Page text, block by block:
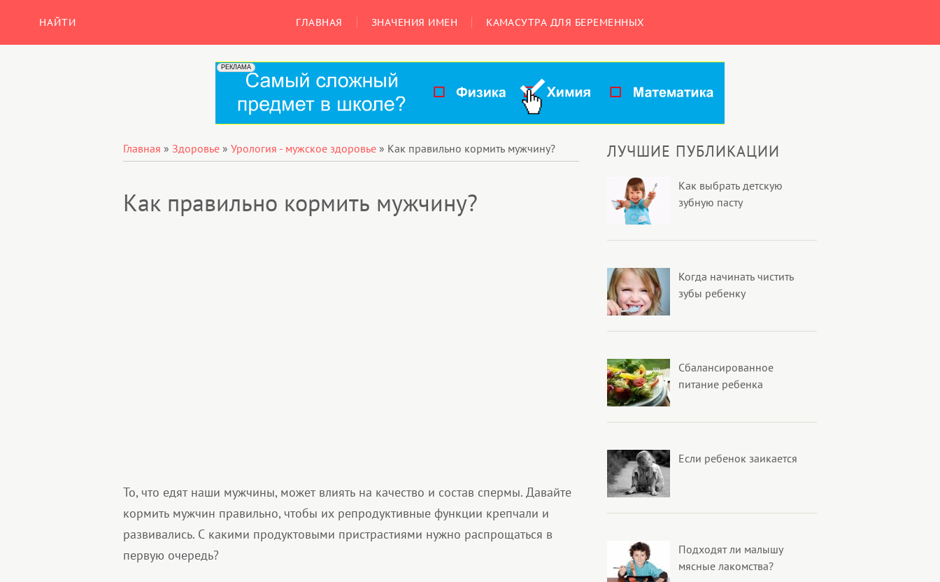
НАЙТИ ГЛАВНАЯ ЗНАЧЕНИЯ ИМЕН КАМАСУТРА ДЛЯ БЕРЕМЕННЫХ
ЛУЧШИЕ ПУБЛИКАЦИИ
Как выбрать детскую
зубную пасту
Когда начинать чистить
зубы ребенку
Сбалансированное
питание ребенка
Если ребенок заикается
Подходят ли малышу
мясные лакомства?
Главная » Здоровье » Урология - мужское здоровье » Как правильно кормить мужчину?
Как правильно кормить мужчину?
То, что едят наши мужчины, может влиять на качество и состав спермы. Давайте
кормить мужчин правильно, чтобы их репродуктивные функции крепчали и
развивались. С какими продуктовыми пристрастиями нужно распрощаться в
первую очередь?